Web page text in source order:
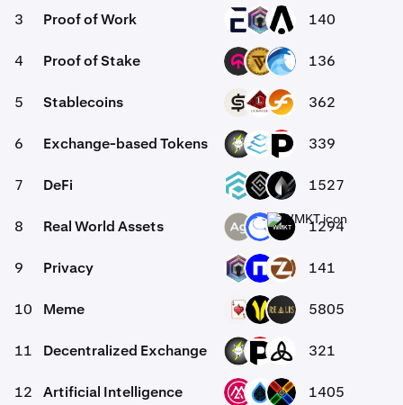
3 Proof of Work EVR DERO AION 140
4 Proof of Stake TOMI VTCN OPT 136
5 Stablecoins CASH USAD RUSD 362
6 Exchange-based Tokens VOLT ICPX XPRT 339
7 DeFi TRADE DECT LIQR 1527
8 Real World Assets SLVR ANT WMKT 1294
9 Privacy DERO NIL ZCL 141
10 Meme COCO GOATEDREALIS 5805
11 Decentralized Exchange VOLT XPRT MDEX 321
12 Artificial Intelligence MSAI SUIDEPIN XCX 1405